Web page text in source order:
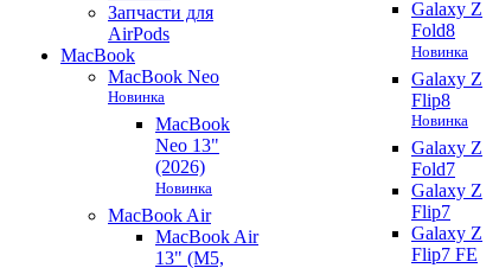
Запчасти для
AirPods
MacBook
MacBook Neo
Новинка
MacBook
Neo 13"
(2026)
Новинка
MacBook Air
MacBook Air
13" (M5,
Galaxy Z
Fold8
Новинка
Galaxy Z
Flip8
Новинка
Galaxy Z
Fold7
Galaxy Z
Flip7
Galaxy Z
Flip7 FE